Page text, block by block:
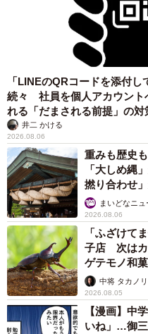
「LINEのQRコードを添付
続々 社員を個人アカウン
れる「だまされる前提」の対
井二 かける
2026.08.06
重みも歴史
「大しめ縄
撚り合わせ
まいどなニ
2026.08.06
「ふざけて
子店 次はカ
ゲテモノ和
らいリアル」
中将 タカノリ
2026.08.05
【漫画】中
いね」…御